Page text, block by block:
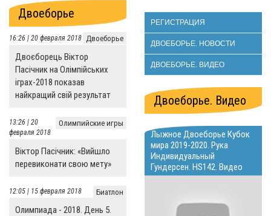
Двоеборье
Двоеборье
16:26 | 20 февраля 2018
Двоєборець Віктор
Пасічник на Олімпійських
іграх-2018 показав
найкращий свій результат
Олимпийские игры
13:26 | 20
февраля 2018
Віктор Пасічник: «Вийшло
перевиконати свою мету»
Биатлон
12:05 | 15 февраля 2018
Олимпиада - 2018. День 5.
РЕГИСТРАЦИЯ
ДВОЕБОРЬЕ. НОВОСТИ
ДВОЕБОРЬЕ. ВИДЕО
Двоеборье. Видео
Лыжное Двоеборье Кубок
мира 2019-2020. Рука
Индивидуальный
Гундерсен. HS142. Видео